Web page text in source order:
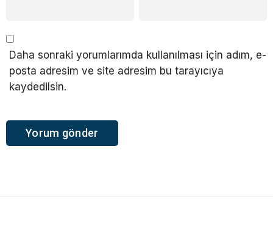
Daha sonraki yorumlarımda kullanılması için adım, e-
posta adresim ve site adresim bu tarayıcıya
kaydedilsin.